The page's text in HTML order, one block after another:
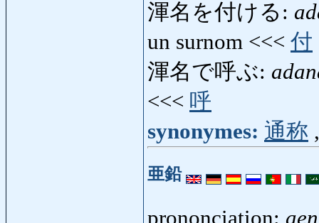
渾名を付ける:
un surnom <<< 付
渾名で呼ぶ:
<<< 呼
synonymes: 通称
亜鉛
prononciation: aen